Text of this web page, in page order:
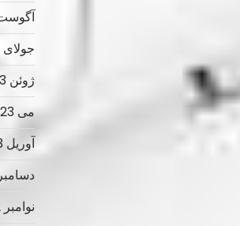
آگوست
جولای 2023
ژوئن 2023
می 2023
آوریل 2023
دسامبر 2022
نوامبر 2022